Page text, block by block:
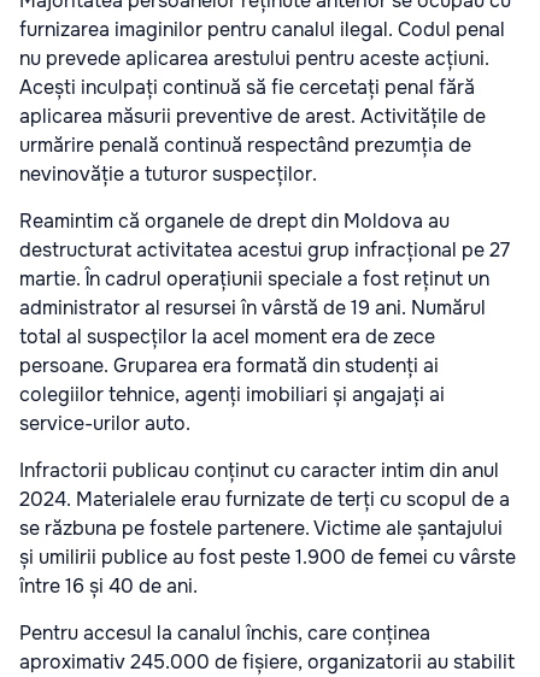
furnizarea imaginilor pentru canalul ilegal. Codul penal
nu prevede aplicarea arestului pentru aceste acțiuni.
Acești inculpați continuă să fie cercetați penal fără
aplicarea măsurii preventive de arest. Activitățile de
urmărire penală continuă respectând prezumția de
nevinovăție a tuturor suspecților.
Reamintim că organele de drept din Moldova au
destructurat activitatea acestui grup infracțional pe 27
martie. În cadrul operațiunii speciale a fost reținut un
administrator al resursei în vârstă de 19 ani. Numărul
total al suspecților la acel moment era de zece
persoane. Gruparea era formată din studenți ai
colegiilor tehnice, agenți imobiliari și angajați ai
service-urilor auto.
Infractorii publicau conținut cu caracter intim din anul
2024. Materialele erau furnizate de terți cu scopul de a
se răzbuna pe fostele partenere. Victime ale șantajului
și umilirii publice au fost peste 1.900 de femei cu vârste
între 16 și 40 de ani.
Pentru accesul la canalul închis, care conținea
aproximativ 245.000 de fișiere, organizatorii au stabilit